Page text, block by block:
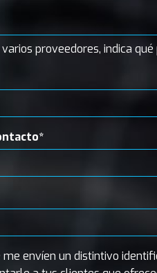
proveedores, indica
me envíen un distintivo